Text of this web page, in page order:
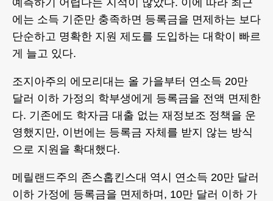
예측하기 어렵다는 지적이 많았다. 이에 따라 최근
에는 소득 기준만 충족하면 등록금을 면제하는 보다
단순하고 명확한 지원 제도를 도입하는 대학이 빠르
게 늘고 있다.
조지아주의 에모리대는 올 가을부터 연소득 20만
달러 이하 가정의 학부생에게 등록금을 전액 면제한
다. 기존에도 학자금 대출 없는 재정보조 정책을 운
영했지만, 이번에는 등록금 자체를 받지 않는 방식
으로 지원을 확대했다.
메릴랜드주의 존스홉킨스대 역시 연소득 20만 달러
이하 가정에 등록금을 면제하며, 10만 달러 이하 가